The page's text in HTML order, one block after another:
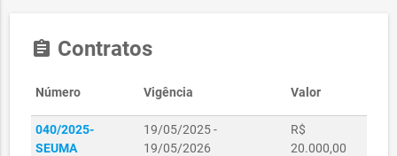
assignment Contratos
Número Vigência Valor
040/2025-
SEUMA
19/05/2025 -
19/05/2026
R$
20.000,00